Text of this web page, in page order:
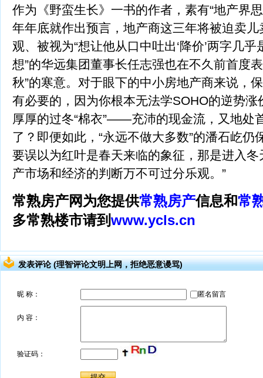
作为《野蛮生长》一书的作者，素有“地产界
年年底就作出预言，地产商这三年将被迫卖
观、被视为“想让他从口中吐出‘降价’两字几
想”的华远集团董事长任志强也在不久前首度
秋”的寒意。对于眼下的中小房地产商来说，
有必要的，因为你根本无法学SOHO的逆势
厚厚的过冬“棉衣”——充沛的现金流，又地处
了？即便如此，“永远不做大多数”的潘石屹仍
要误以为红叶是春天来临的象征，那是进入
产市场和经济的判断万不可过分乐观。”
常熟房产网为您提供常熟房产信息和常
多常熟楼市请到www.ycls.cn
发表评论 (理智评论文明上网，拒绝恶意谩骂)